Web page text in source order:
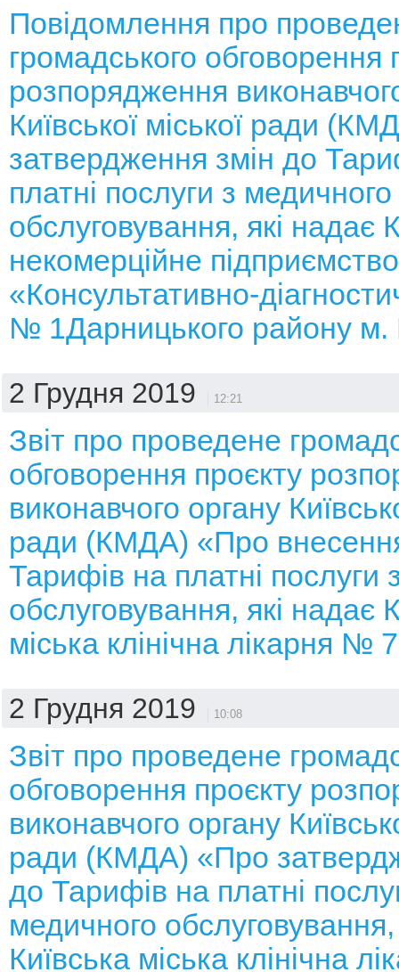
Повідомлення про
громадського обговорення
розпорядження
Київської міської ради
затвердження змін до
платні послуги з медичного
обслуговування, які надає
некомерційне підприємство
«Консультативно-
№ 1Дарницького району м.
2 Грудня 2019 12:21
Звіт про проведене
обговорення проєкту
виконавчого органу
ради (КМДА) «Про
Тарифів на платні послуги
обслуговування, які надає
міська клінічна лікарня №
2 Грудня 2019 10:08
Звіт про проведене
обговорення проєкту
виконавчого органу
ради (КМДА) «Про
до Тарифів на платні
медичного обслуговування,
Київська міська клінічна